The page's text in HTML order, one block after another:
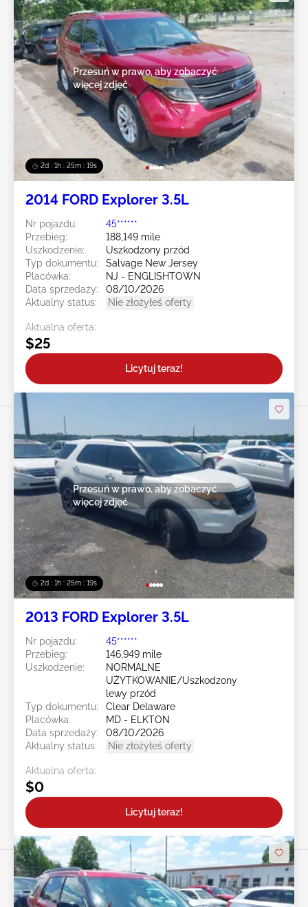
2d : 1h : 25m : 16s
Przesuń w prawo, aby zobaczyć
więcej zdjęć
2014 FORD Explorer 3.5L
Nr pojazdu:
45******
Przebieg:
188,149 mile
Uszkodzenie:
Uszkodzony przód
Typ dokumentu:
Salvage New Jersey
Placówka:
NJ - ENGLISHTOWN
Data sprzedaży:
08/10/2026
Aktualny status:
Nie złożyłeś oferty
Aktualna oferta:
$25
Licytuj teraz!
2d : 1h : 25m : 16s
Przesuń w prawo, aby zobaczyć
więcej zdjęć
2013 FORD Explorer 3.5L
Nr pojazdu:
45******
Przebieg:
146,949 mile
Uszkodzenie:
NORMALNE
UŻYTKOWANIE/Uszkodzony
lewy przód
Typ dokumentu:
Clear Delaware
Placówka:
MD - ELKTON
Data sprzedaży:
08/10/2026
Aktualny status:
Nie złożyłeś oferty
Aktualna oferta:
$0
Licytuj teraz!